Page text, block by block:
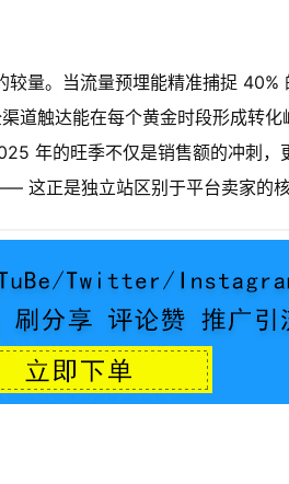
量。当流量预埋能精准捕捉 40%
道触达能在每个黄金时段形成转
年的旺季不仅是销售额的冲刺，
这正是独立站区别于平台卖家的核